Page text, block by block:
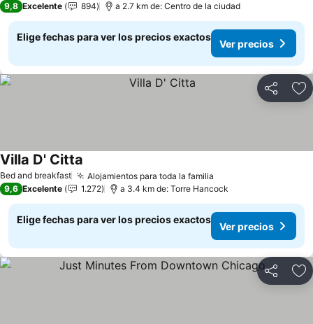
9,8 Excelente 894 a 2.7 km de: Centro de la ciudad
Elige fechas para ver los precios exactos
Ver precios
Compartir
Bed and breakfast Alojamientos para toda la familia
Villa D' Citta
9,6 Excelente 1.272 a 3.4 km de: Torre Hancock
Elige fechas para ver los precios exactos
Ver precios
Compartir